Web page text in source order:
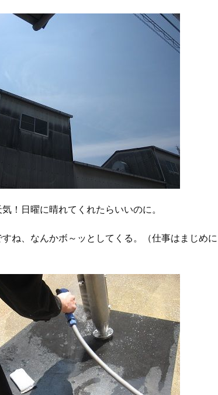
！日曜に晴れてくれたらいいのに。
ね、なんかボ～ッとしてくる。（仕事はまじめに